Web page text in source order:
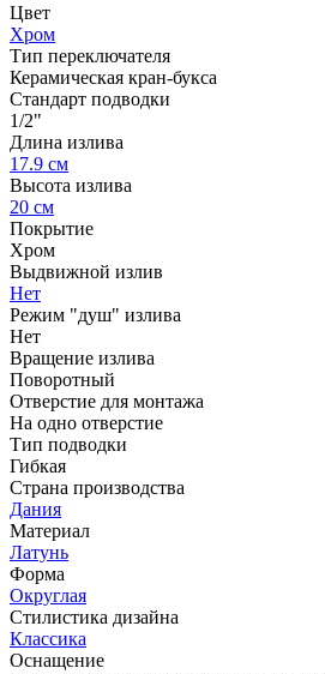
Цвет
Хром
Тип переключателя
Керамическая кран-букса
Стандарт подводки
1/2"
Длина излива
17.9 см
Высота излива
20 см
Покрытие
Хром
Выдвижной излив
Нет
Режим "душ" излива
Нет
Вращение излива
Поворотный
Отверстие для монтажа
На одно отверстие
Тип подводки
Гибкая
Страна производства
Дания
Материал
Латунь
Форма
Округлая
Стилистика дизайна
Классика
Оснащение